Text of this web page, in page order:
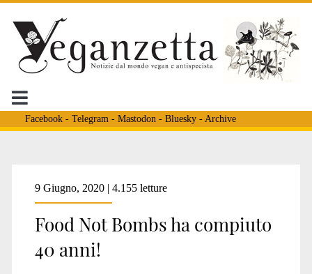
Facebook- Telegram - Mastodon - Bluesky- Archive
Tag:
<span>antinucleare</
9 Giugno, 2020 | 4.155 letture
Food Not Bombs ha compiuto
40 anni!